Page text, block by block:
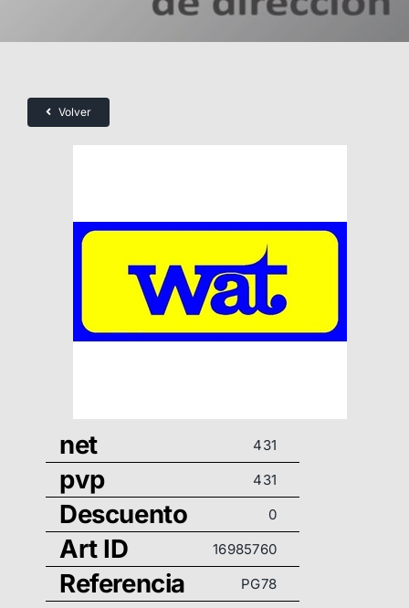
Volver
net 431
pvp 431
Descuento 0
Art ID 16985760
Referencia PG78